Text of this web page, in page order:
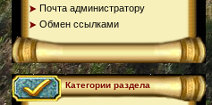
Почта администратору
Обмен ссылками
Категории раздела